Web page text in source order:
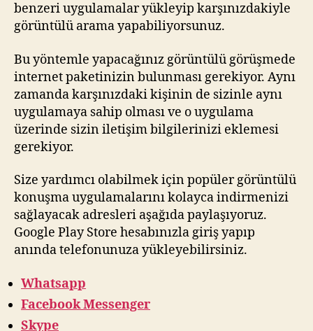
benzeri uygulamalar yükleyip karşınızdakiyle
görüntülü arama yapabiliyorsunuz.
Bu yöntemle yapacağınız görüntülü görüşmede
internet paketinizin bulunması gerekiyor. Aynı
zamanda karşınızdaki kişinin de sizinle aynı
uygulamaya sahip olması ve o uygulama
üzerinde sizin iletişim bilgilerinizi eklemesi
gerekiyor.
Size yardımcı olabilmek için popüler görüntülü
konuşma uygulamalarını kolayca indirmenizi
sağlayacak adresleri aşağıda paylaşıyoruz.
Google Play Store hesabınızla giriş yapıp
anında telefonunuza yükleyebilirsiniz.
Whatsapp
Facebook Messenger
Skype